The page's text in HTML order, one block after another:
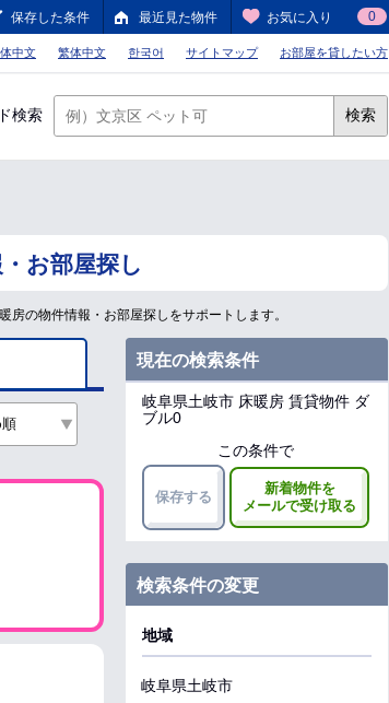
保存した条件 最近見た物件 お気に入り 0
中文 繁体中文 한국어 サイトマップ お部屋を貸したい方
検索 検索
お部屋探し
の物件情報・お部屋探しをサポートします。
現在の検索条件
岐阜県土岐市 床暖房 賃貸物件 ダ
ブル0
この条件で
保存する
新着物件を
メールで受け取る
検索条件の変更
地域
岐阜県土岐市